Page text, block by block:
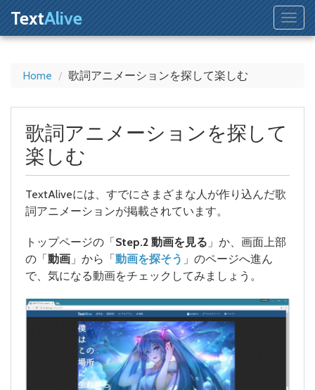
TextAlive
Home 歌詞アニメーションを探して楽しむ
歌詞アニメーションを探して
楽しむ
TextAliveには、すでにさまざまな人が作り込んだ歌
詞アニメーションが掲載されています。
トップページの「Step.2 動画を見る 」か、画面上部
の「動画 」から「動画を探そう 」のページへ進ん
で、気になる動画をチェックしてみましょう。